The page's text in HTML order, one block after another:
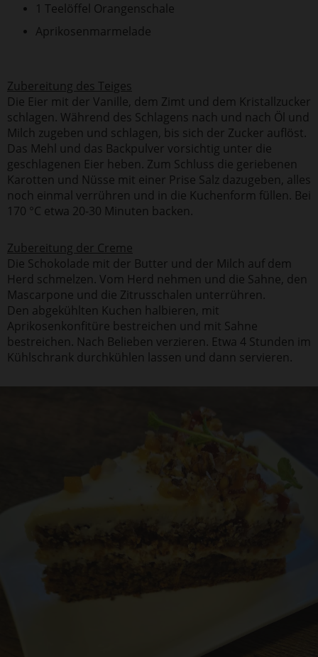
1 Teelöffel Orangenschale
Aprikosenmarmelade
Zubereitung des Teiges
Die Eier mit der Vanille, dem Zimt und dem Kristallzucker
schlagen. Während des Schlagens nach und nach Öl und
Milch zugeben und schlagen, bis sich der Zucker auflöst.
Das Mehl und das Backpulver vorsichtig unter die
geschlagenen Eier heben. Zum Schluss die geriebenen
Karotten und Nüsse mit einer Prise Salz dazugeben, alles
noch einmal verrühren und in die Kuchenform füllen. Bei
170 °C etwa 20-30 Minuten backen.
Zubereitung der Creme
Die Schokolade mit der Butter und der Milch auf dem
Herd schmelzen. Vom Herd nehmen und die Sahne, den
Mascarpone und die Zitrusschalen unterrühren.
Den abgekühlten Kuchen halbieren, mit
Aprikosenkonfitüre bestreichen und mit Sahne
bestreichen. Nach Belieben verzieren. Etwa 4 Stunden im
Kühlschrank durchkühlen lassen und dann servieren.